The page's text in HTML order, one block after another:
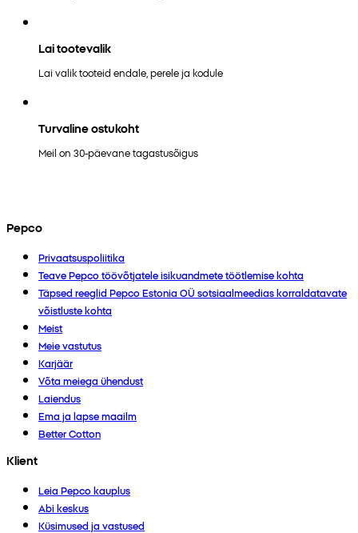
Lai tootevalik
Lai valik tooteid endale, perele ja kodule
Turvaline ostukoht
Meil on 30-päevane tagastusõigus
Pepco
Privaatsuspoliitika
Teave Pepco töövõtjatele isikuandmete töötlemise kohta
Täpsed reeglid Pepco Estonia OÜ sotsiaalmeedias korraldatavate
võistluste kohta
Meist
Meie vastutus
Karjäär
Võta meiega ühendust
Laiendus
Ema ja lapse maailm
Better Cotton
Klient
Leia Pepco kauplus
Abi keskus
Küsimused ja vastused